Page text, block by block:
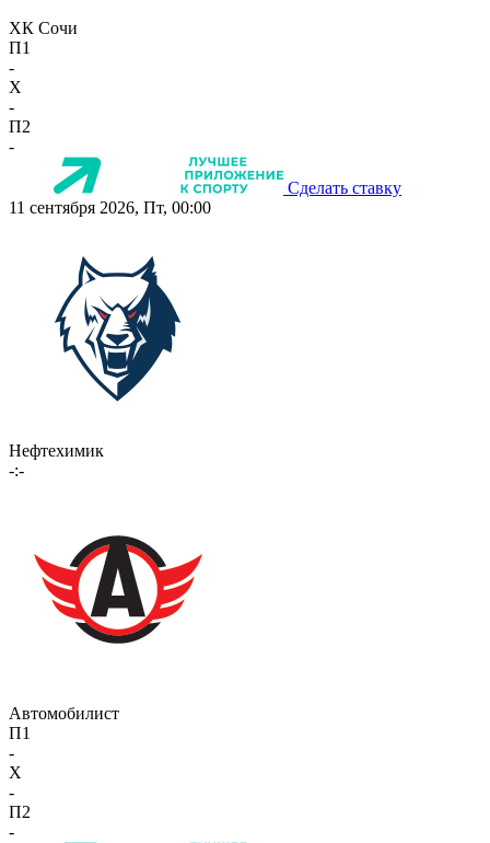
ХК Сочи
П1
-
X
-
П2
-
Сделать ставку
11 сентября 2026, Пт, 00:00
Нефтехимик
-:-
Автомобилист
П1
-
X
-
П2
-